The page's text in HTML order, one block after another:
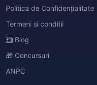
Politica de Confidențialitate
Termeni si conditii
Blog
🎁 Concursuri
ANPC